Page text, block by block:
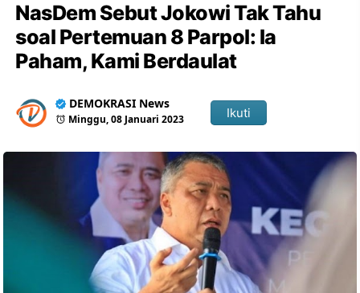
NasDem Sebut Jokowi Tak Tahu
soal Pertemuan 8 Parpol: Ia
Paham, Kami Berdaulat
DEMOKRASI News
Minggu, 08 Januari 2023 Ikuti